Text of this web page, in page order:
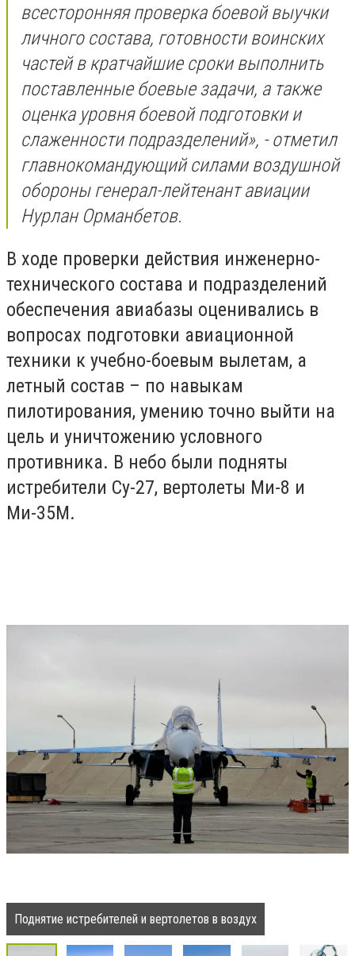
всесторонняя проверка боевой выучки
личного состава, готовности воинских
частей в кратчайшие сроки выполнить
поставленные боевые задачи, а также
оценка уровня боевой подготовки и
слаженности подразделений», - отметил
главнокомандующий силами воздушной
обороны генерал-лейтенант авиации
Нурлан Орманбетов.
В ходе проверки действия инженерно-
технического состава и подразделений
обеспечения авиабазы оценивались в
вопросах подготовки авиационной
техники к учебно-боевым вылетам, а
летный состав – по навыкам
пилотирования, умению точно выйти на
цель и уничтожению условного
противника. В небо были подняты
истребители Су-27, вертолеты Ми-8 и
Ми-35М.
Поднятие истребителей и вертолетов в воздух